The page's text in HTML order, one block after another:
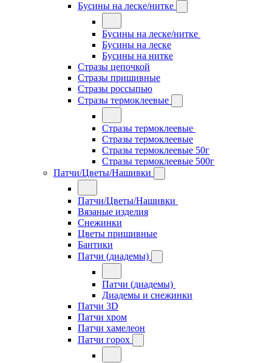
Бусины на леске/нитке
Бусины на леске/нитке
Бусины на леске
Бусины на нитке
Стразы цепочкой
Стразы пришивные
Стразы россыпью
Стразы термоклеевые
Стразы термоклеевые
Стразы термоклеевые
Стразы термоклеевые 50г
Стразы термоклеевые 500г
Патчи/Цветы/Нашивки
Патчи/Цветы/Нашивки
Вязаные изделия
Снежинки
Цветы пришивные
Бантики
Патчи (диадемы)
Патчи (диадемы)
Диадемы и снежинки
Патчи 3D
Патчи хром
Патчи хамелеон
Патчи горох